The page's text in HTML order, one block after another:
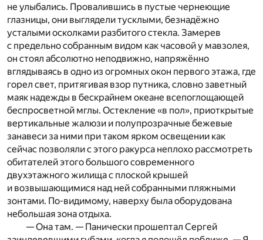
не улыбались. Провалившись в пустые чернеющие
глазницы, они выглядели тусклыми, безнадёжно
усталыми осколками разбитого стекла. Замерев
с предельно собранным видом как часовой у мавзолея,
он стоял абсолютно неподвижно, напряжённо
вглядываясь в одно из огромных окон первого этажа, где
горел свет, притягивая взор путника, словно заветный
маяк надежды в бескрайнем океане всепоглощающей
беспросветной мглы. Остекление «в пол», приоткрытые
вертикальные жалюзи и полупрозрачные бежевые
занавеси за ними при таком ярком освещении как
сейчас позволяли с этого ракурса неплохо рассмотреть
обитателей этого большого современного
двухэтажного жилища с плоской крышей
и возвышающимися над ней собранными пляжными
зонтами. По-видимому, наверху была оборудована
небольшая зона отдыха.
— Она там. — Панически прошептал Сергей